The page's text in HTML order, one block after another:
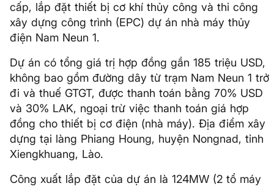
cấp, lắp đặt thiết bị cơ khí thủy công và thi công
xây dựng công trình (EPC) dự án nhà máy thủy
điện Nam Neun 1.
Dự án có tổng giá trị hợp đồng gần 185 triệu USD,
không bao gồm đường dây từ trạm Nam Neun 1 trở
đi và thuế GTGT, được thanh toán bằng 70% USD
và 30% LAK, ngoại trừ việc thanh toán giá hợp
đồng cho thiết bị cơ điện (nhà máy). Địa điểm xây
dựng tại làng Phiang Houng, huyện Nongnad, tỉnh
Xiengkhuang, Lào.
Công xuất lắp đặt của dự án là 124MW (2 tổ máy